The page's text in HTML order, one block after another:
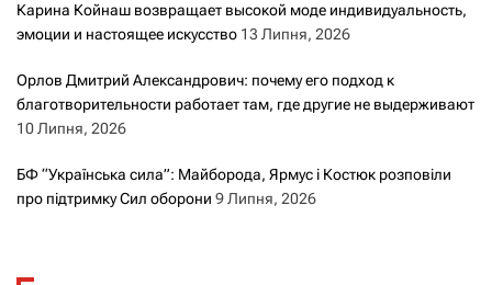
Карина Койнаш возвращает высокой моде индивидуальность,
эмоции и настоящее искусство 13 Липня, 2026
Орлов Дмитрий Александрович: почему его подход к
благотворительности работает там, где другие не выдерживают
10 Липня, 2026
БФ “Українська сила”: Майборода, Ярмус і Костюк розповіли
про підтримку Сил оборони 9 Липня, 2026